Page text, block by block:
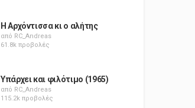
Η Αρχόντισσα κι ο αλήτης
από RC_Andreas
61.8k προβολές
Υπάρχει και φιλότιμο (1965)
από RC_Andreas
115.2k προβολές